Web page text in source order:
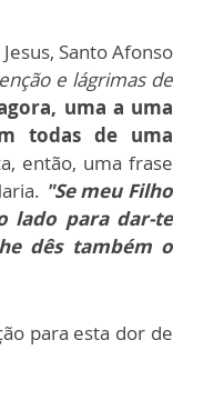
Santo Afonso
e lágrimas de
uma a uma
todas de uma
então, uma frase
"Se meu Filho
lado para dar-te
dês também o
para esta dor de